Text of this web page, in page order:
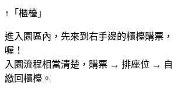
↑「櫃檯」
進入園區內，先來到右手邊的櫃檯購票
喔！
入園流程相當清楚，購票 → 排座位 →
繳回櫃檯。